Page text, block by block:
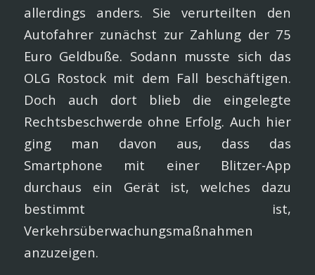
allerdings anders. Sie verurteilten den
Autofahrer zunächst zur Zahlung der 75
Euro Geldbuße. Sodann musste sich das
OLG Rostock mit dem Fall beschäftigen.
Doch auch dort blieb die eingelegte
Rechtsbeschwerde ohne Erfolg. Auch hier
ging man davon aus, dass das
Smartphone mit einer Blitzer-App
durchaus ein Gerät ist, welches dazu
bestimmt ist,
Verkehrsüberwachungsmaßnahmen
anzuzeigen.